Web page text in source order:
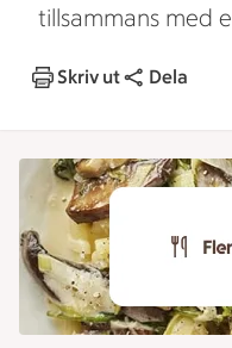
tillsammans med
Skriv ut Dela